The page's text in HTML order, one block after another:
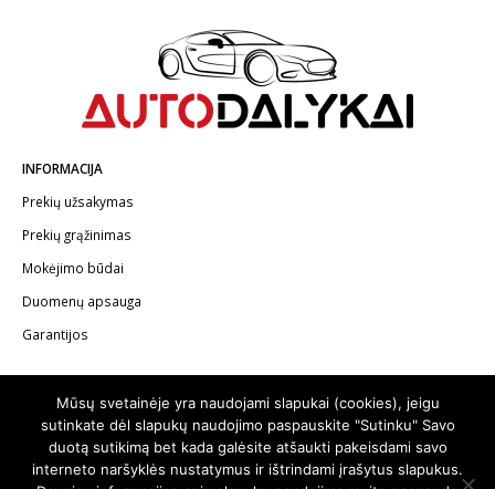
INFORMACIJA
Prekių užsakymas
Prekių grąžinimas
Mokėjimo būdai
Duomenų apsauga
Garantijos
Telefonas:+370 602 62622
El.paštas: info@autodalykai.lt
Mūsų svetainėje yra naudojami slapukai (cookies), jeigu
sutinkate dėl slapukų naudojimo paspauskite "Sutinku" Savo
duotą sutikimą bet kada galėsite atšaukti pakeisdami savo
interneto naršyklės nustatymus ir ištrindami įrašytus slapukus.